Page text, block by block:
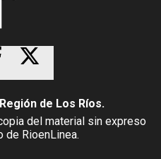
de Los Ríos.
del material sin expreso
de RioenLinea.